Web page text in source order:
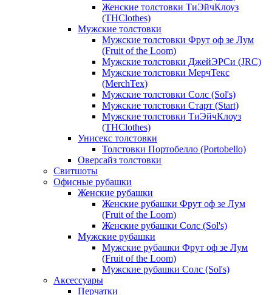
Женские толстовки ТиЭйчКлоуз
(THClothes)
Мужские толстовки
Мужские толстовки Фрут оф зе Лум
(Fruit of the Loom)
Мужские толстовки ДжейЭРСи (JRC)
Мужские толстовки МерчТекс
(MerchTex)
Мужские толстовки Солс (Sol's)
Мужские толстовки Старт (Start)
Мужские толстовки ТиЭйчКлоуз
(THClothes)
Унисекс толстовки
Толстовки Портобелло (Portobello)
Оверсайз толстовки
Свитшоты
Офисные рубашки
Женские рубашки
Женские рубашки Фрут оф зе Лум
(Fruit of the Loom)
Женские рубашки Солс (Sol's)
Мужские рубашки
Мужские рубашки Фрут оф зе Лум
(Fruit of the Loom)
Мужские рубашки Солс (Sol's)
Аксессуары
Перчатки